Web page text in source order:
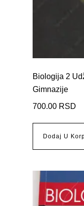
Biologija 2
Gimnazije
700.00 RSD
Dodaj U